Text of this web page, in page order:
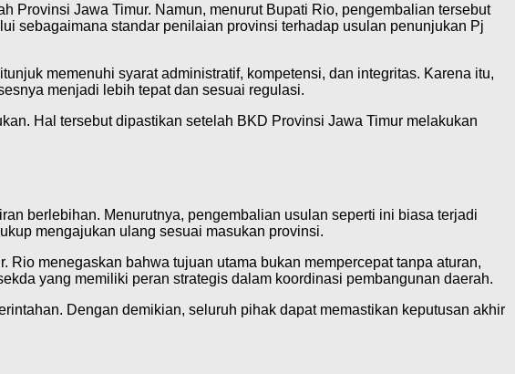
Provinsi Jawa Timur. Namun, menurut Bupati Rio, pengembalian tersebut
sebagaimana standar penilaian provinsi terhadap usulan penunjukan Pj
memenuhi syarat administratif, kompetensi, dan integritas. Karena itu,
menjadi lebih tepat dan sesuai regulasi.
Hal tersebut dipastikan setelah BKD Provinsi Jawa Timur melakukan
berlebihan. Menurutnya, pengembalian usulan seperti ini biasa terjadi
mengajukan ulang sesuai masukan provinsi.
menegaskan bahwa tujuan utama bukan mempercepat tanpa aturan,
yang memiliki peran strategis dalam koordinasi pembangunan daerah.
Dengan demikian, seluruh pihak dapat memastikan keputusan akhir